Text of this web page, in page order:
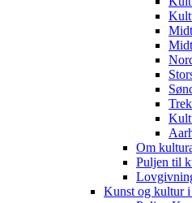
Om
Puljen til
Kunst og kultur i